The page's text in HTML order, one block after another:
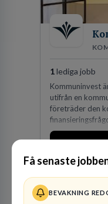
Få senaste
BEVAKNING
1 lediga jobb
Kommuninvest
utifrån en
företräder den